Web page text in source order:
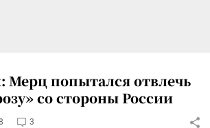
Мерц попытался отвлечь
со стороны России
3